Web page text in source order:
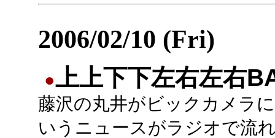
2006/02/10 (Fri)
●上上下下左右左右
藤沢の丸井がビックカメラ
いうニュースがラジオで流